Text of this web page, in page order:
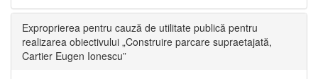
Exproprierea pentru cauză de utilitate publică pentru
realizarea obiectivului „Construire parcare supraetajată,
Cartier Eugen Ionescu”